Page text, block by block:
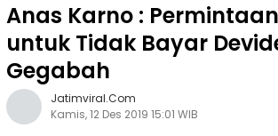
Anas Karno :
untuk Tidak Bayar
Gegabah
Jatimviral.com
Kamis, 12 Des 2019 15:01 WIB